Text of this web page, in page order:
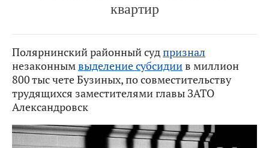
квартир
Полярнинский районный судпризнал
незаконнымвыделение субсидиив миллион
800 тыс чете Бузиных, по совместительству
трудящихся заместителями главы ЗАТО
Александровск